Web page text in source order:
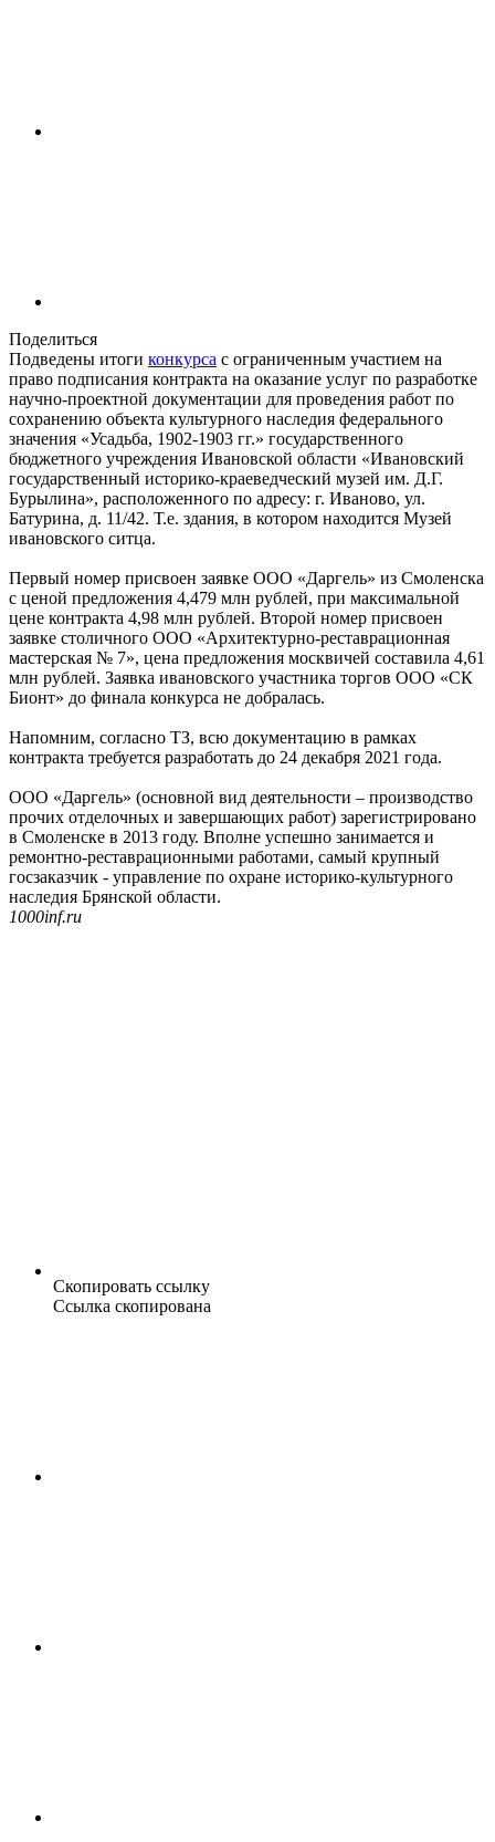
Поделиться
Подведены итоги конкурса с ограниченным участием на
право подписания контракта на оказание услуг по разработке
научно-проектной документации для проведения работ по
сохранению объекта культурного наследия федерального
значения «Усадьба, 1902-1903 гг.» государственного
бюджетного учреждения Ивановской области «Ивановский
государственный историко-краеведческий музей им. Д.Г.
Бурылина», расположенного по адресу: г. Иваново, ул.
Батурина, д. 11/42. Т.е. здания, в котором находится Музей
ивановского ситца.
Первый номер присвоен заявке ООО «Даргель» из Смоленска
с ценой предложения 4,479 млн рублей, при максимальной
цене контракта 4,98 млн рублей. Второй номер присвоен
заявке столичного ООО «Архитектурно-реставрационная
мастерская № 7», цена предложения москвичей составила 4,61
млн рублей. Заявка ивановского участника торгов ООО «СК
Бионт» до финала конкурса не добралась.
Напомним, согласно ТЗ, всю документацию в рамках
контракта требуется разработать до 24 декабря 2021 года.
ООО «Даргель» (основной вид деятельности – производство
прочих отделочных и завершающих работ) зарегистрировано
в Смоленске в 2013 году. Вполне успешно занимается и
ремонтно-реставрационными работами, самый крупный
госзаказчик - управление по охране историко-культурного
наследия Брянской области.
1000inf.ru
Скопировать ссылку
Ссылка скопирована